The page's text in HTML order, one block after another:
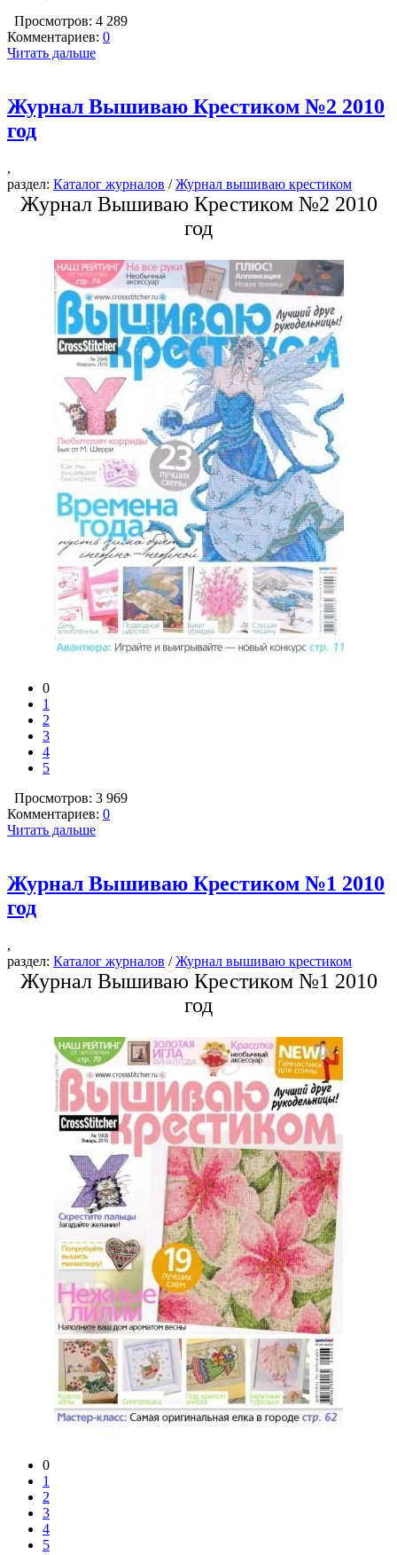
Просмотров: 4 289
Комментариев: 0
Читать дальше
Журнал Вышиваю Крестиком №2 2010
год
,
раздел: Каталог журналов /Журнал вышиваю крестиком
Журнал Вышиваю Крестиком №2 2010
год
0
1
2
3
4
5
Просмотров: 3 969
Комментариев: 0
Читать дальше
Журнал Вышиваю Крестиком №1 2010
год
,
раздел: Каталог журналов /Журнал вышиваю крестиком
Журнал Вышиваю Крестиком №1 2010
год
0
1
2
3
4
5